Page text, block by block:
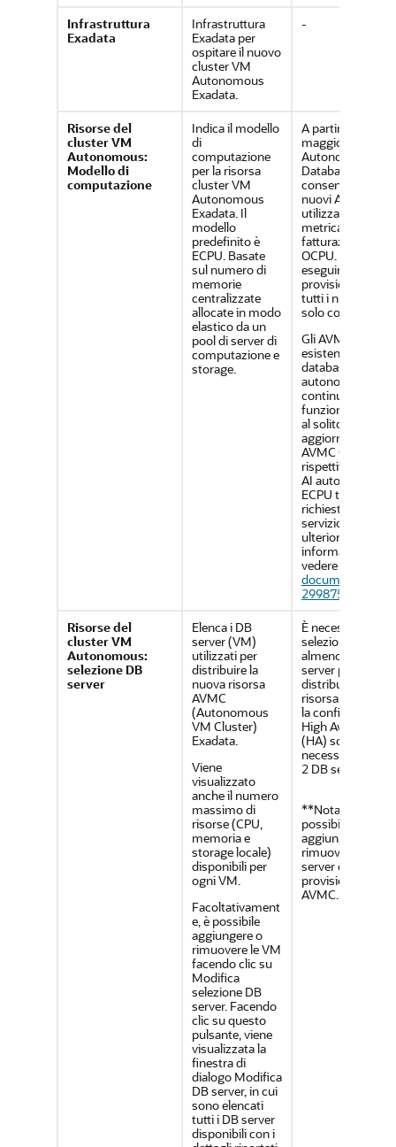
Infrastruttura
Exadata
Infrastruttura
Exadata per
ospitare il nuovo
cluster VM
Autonomous
Exadata.
-
Risorse del
cluster VM
Autonomous:
Modello di
computazione
Indica il modello
di
computazione
per la risorsa
cluster VM
Autonomous
Exadata. Il
modello
predefinito è
ECPU. Basate
sul numero di
memorie
centralizzate
allocate in modo
elastico da un
pool di server di
computazione e
storage.
A partire dal 28
maggio 2025,
Autonomous AI
Database non
consente di
nuovi AVMC
utilizzando la
metrica di
fatturazione
OCPU. È possibile
eseguire il
provisioning di
tutti i nuovi
solo con ECPU.
Gli AVMC OCPU
esistenti e i
database AI
autonomi
continueranno a
funzionare come
al solito. Puoi
aggiornare le tue
AVMC OCPU e i
rispettivi
AI autonomi in
ECPU tramite le
richieste di
servizio. Per
ulteriori
informazioni,
vedere
documento
2998755.1
Risorse del
cluster VM
Autonomous:
selezione DB
server
Elenca i DB
server (VM)
utilizzati per
distribuire la
nuova risorsa
AVMC
(Autonomous
VM Cluster)
Exadata.
Viene
visualizzato
anche il numero
massimo di
risorse (CPU,
memoria e
storage locale)
disponibili per
ogni VM.
Facoltativament
e, è possibile
aggiungere o
rimuovere le VM
facendo clic su
Modifica
selezione DB
server. Facendo
clic su questo
pulsante, viene
visualizzata la
finestra di
dialogo Modifica
DB server, in cui
sono elencati
tutti i DB server
disponibili con i
È necessario
selezionare
almeno 2 DB
server per
distribuire una
risorsa AVMC.
la configurazione
High Availability
(HA) sono
necessari almeno
2 DB server.
**Nota:** non è
possibile
aggiungere o
rimuovere i DB
server dopo il
provisioning di
AVMC.